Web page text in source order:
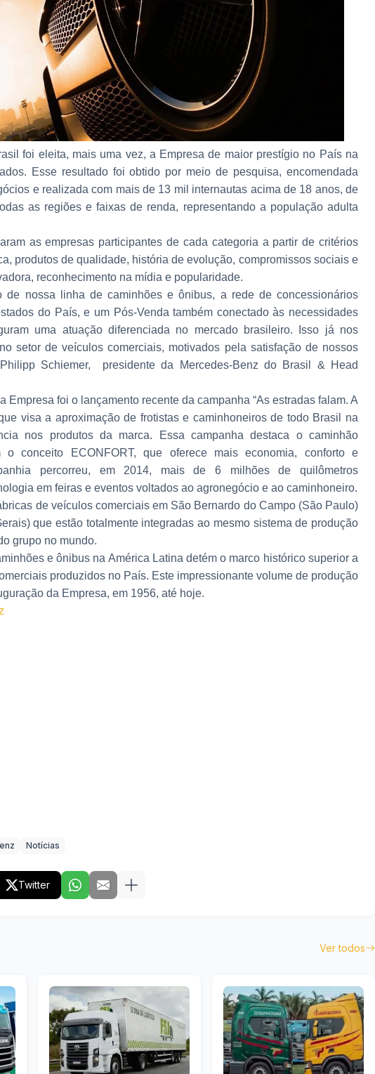
foi eleita, mais uma vez, a Empresa de maior prestígio no País na
Esse resultado foi obtido por meio de pesquisa, encomendada
e realizada com mais de 13 mil internautas acima de 18 anos, de
as regiões e faixas de renda, representando a população adulta
as empresas participantes de cada categoria a partir de critérios
produtos de qualidade, história de evolução, compromissos sociais e
reconhecimento na mídia e popularidade.
de nossa linha de caminhões e ônibus, a rede de concessionários
do País, e um Pós-Venda também conectado às necessidades
uma atuação diferenciada no mercado brasileiro. Isso já nos
setor de veículos comerciais, motivados pela satisfação de nossos
Philipp Schiemer, presidente da Mercedes-Benz do Brasil & Head
Empresa foi o lançamento recente da campanha “As estradas falam. A
visa a aproximação de frotistas e caminhoneiros de todo Brasil na
nos produtos da marca. Essa campanha destaca o caminhão
o conceito ECONFORT, que oferece mais economia, conforto e
percorreu, em 2014, mais de 6 milhões de quilômetros
em feiras e eventos voltados ao agronegócio e ao caminhoneiro.
de veículos comerciais em São Bernardo do Campo (São Paulo)
que estão totalmente integradas ao mesmo sistema de produção
grupo no mundo.
e ônibus na América Latina detém o marco histórico superior a
produzidos no País. Este impressionante volume de produção
da Empresa, em 1956, até hoje.
Notícias
Twitter
Ver todos